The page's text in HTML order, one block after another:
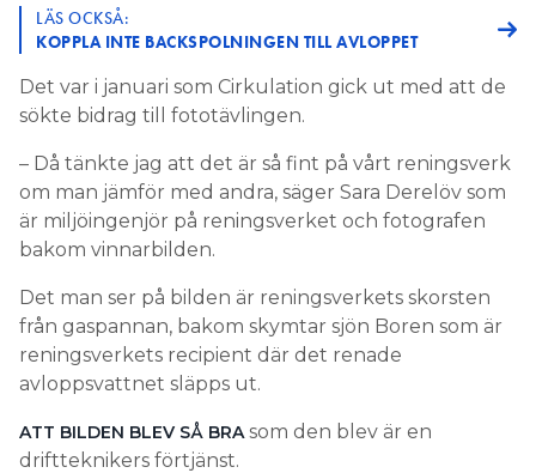
LÄS OCKSÅ:
KOPPLA INTE BACKSPOLNINGEN TILL AVLOPPET
Det var i januari som Cirkulation gick ut med att de
sökte bidrag till fototävlingen.
– Då tänkte jag att det är så fint på vårt reningsverk
om man jämför med andra, säger Sara Derelöv som
är miljöingenjör på reningsverket och fotografen
bakom vinnarbilden.
Det man ser på bilden är reningsverkets skorsten
från gaspannan, bakom skymtar sjön Boren som är
reningsverkets recipient där det renade
avloppsvattnet släpps ut.
ATT BILDEN BLEV SÅ BRA som den blev är en
driftteknikers förtjänst.